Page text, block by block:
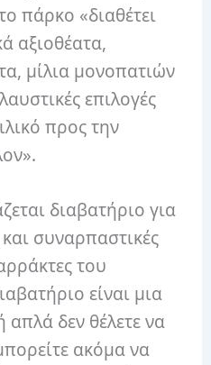
πάρκο «διαθέτει
αξιοθέατα,
μίλια μονοπατιών
επιλογές
προς την
διαβατήριο για
συναρπαστικές
του
είναι μια
δεν θέλετε να
ακόμα να